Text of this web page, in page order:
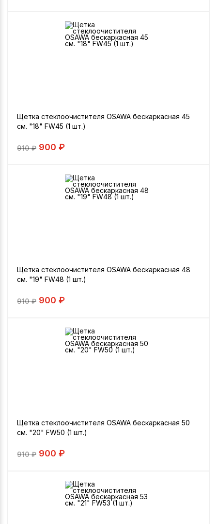
Щетка стеклоочистителя OSAWA бескаркасная 45
см. "18" FW45 (1 шт.)
910₽ 900 ₽
Щетка стеклоочистителя OSAWA бескаркасная 48
см. "19" FW48 (1 шт.)
910₽ 900 ₽
Щетка стеклоочистителя OSAWA бескаркасная 50
см. "20" FW50 (1 шт.)
910₽ 900 ₽